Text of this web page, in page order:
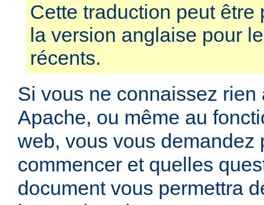
Cette traduction peut être
la version anglaise pour
récents.
Si vous ne connaissez rien
Apache, ou même au
web, vous vous demandez
commencer et quelles
document vous permettra